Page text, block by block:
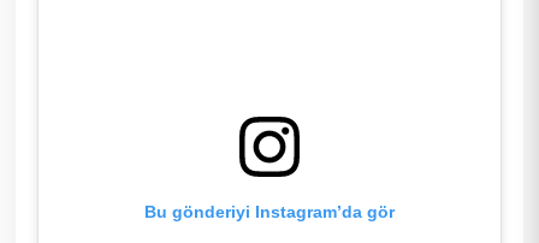
Bu gönderiyi Instagram’da gör